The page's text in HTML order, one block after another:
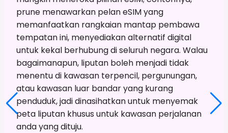
prune menawarkan pelan eSIM yang
memanfaatkan rangkaian mantap pembawa
tempatan ini, menyediakan alternatif digital
untuk kekal berhubung di seluruh negara. Walau
bagaimanapun, liputan boleh menjadi tidak
menentu di kawasan terpencil, pergunungan,
atau kawasan luar bandar yang kurang
penduduk, jadi dinasihatkan untuk menyemak
peta liputan khusus untuk kawasan perjalanan
anda yang dituju.